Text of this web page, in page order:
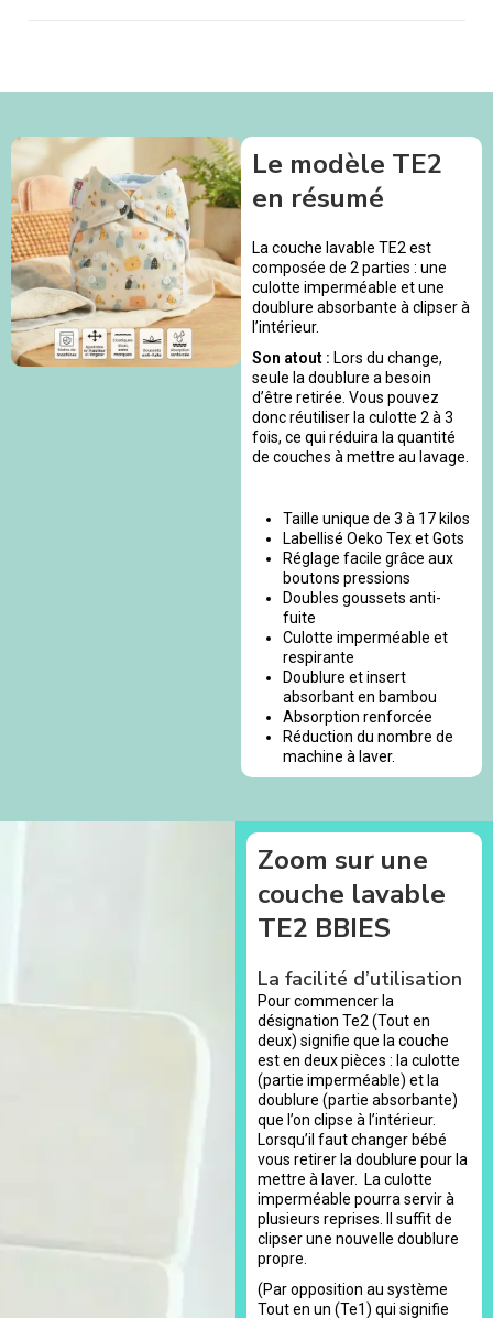
Le modèle TE2
en résumé
La couche lavable TE2 est
composée de 2 parties : une
culotte imperméable et une
doublure absorbante à clipser à
l’intérieur.
Son atout : Lors du change,
seule la doublure a besoin
d’être retirée. Vous pouvez
donc réutiliser la culotte 2 à 3
fois, ce qui réduira la quantité
de couches à mettre au lavage.
Taille unique de 3 à 17 kilos
Labellisé Oeko Tex et Gots
Réglage facile grâce aux
boutons pressions
Doubles goussets anti-
fuite
Culotte imperméable et
respirante
Doublure et insert
absorbant en bambou
Absorption renforcée
Réduction du nombre de
machine à laver.
Zoom sur une
couche lavable
TE2 BBIES
La facilité d’utilisation
Pour commencer la
désignation Te2 (Tout en
deux) signifie que la couche
est en deux pièces : la culotte
(partie imperméable) et la
doublure (partie absorbante)
que l’on clipse à l’intérieur.
Lorsqu’il faut changer bébé
vous retirer la doublure pour la
mettre à laver. La culotte
imperméable pourra servir à
plusieurs reprises. Il suffit de
clipser une nouvelle doublure
propre.
(Par opposition au système
Tout en un (Te1) qui signifie